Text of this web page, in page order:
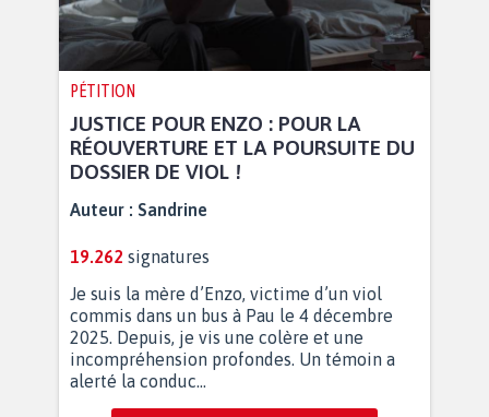
PÉTITION
JUSTICE POUR ENZO : POUR LA
RÉOUVERTURE ET LA POURSUITE DU
DOSSIER DE VIOL !
Auteur : Sandrine
19.262 signatures
Je suis la mère d’Enzo, victime d’un viol
commis dans un bus à Pau le 4 décembre
2025. Depuis, je vis une colère et une
incompréhension profondes. Un témoin a
alerté la conduc...